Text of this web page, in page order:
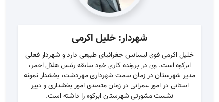
شهردار: خلیل اکرمی
خلیل اکرمی فوق لیسانس جغرافیای طبیعی دارد و شهردار فعلی
ابرکوه است. وی در پرونده کاری خود سابقه رئیس هلال احمر،
مدیر شهرستان در زمان سمت شهرداری مهردشت، بخشدار نمونه
استانی در امور عمرانی در زمان متصدی امور بخشداری و دبیر
نشست مشورتی شهرستان ابرکوه را داشته است.